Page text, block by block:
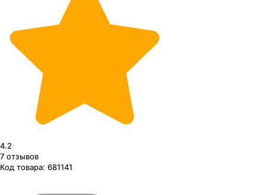
4.2
7 отзывов
Код товара: 681141